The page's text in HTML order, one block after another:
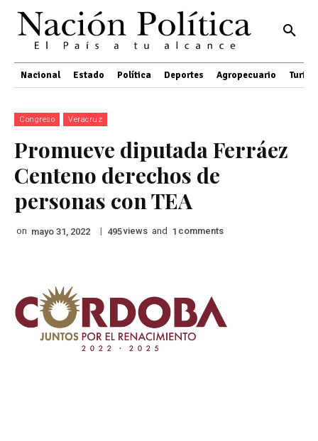
Nacional Estado Política Deportes Agropecuario
Congreso Veracruz
Promueve diputada Ferráez
Centeno derechos de
personas con TEA
on mayo 31, 2022 | 495views and 1 comments